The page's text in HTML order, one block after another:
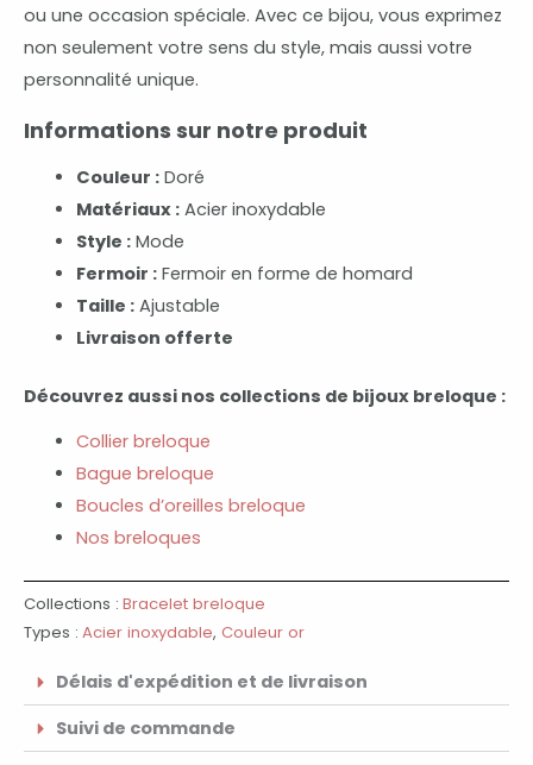
ou une occasion spéciale. Avec ce bijou, vous exprimez
non seulement votre sens du style, mais aussi votre
personnalité unique.
Informations sur notre produit
Couleur :Doré
Matériaux :Acier inoxydable
Style :Mode
Fermoir :Fermoir en forme de homard
Taille :Ajustable
Livraison offerte
Découvrez aussi nos collections de bijoux breloque :
Collier breloque
Bague breloque
Boucles d’oreilles breloque
Nos breloques
Collections : Bracelet breloque
Types : Acier inoxydable, Couleur or
Délais d'expédition et de livraison
Suivi de commande